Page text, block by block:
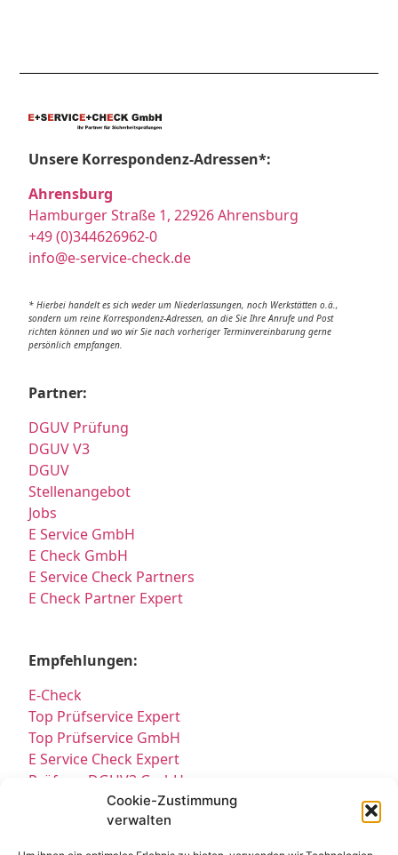
Cookie-Zustimmung
verwalten
Unsere Korrespondenz-Adressen*:
Ahrensburg
Hamburger Straße 1, 22926 Ahrensburg
+49 (0)344626962-0
info@e-service-check.de
* Hierbei handelt es sich weder um Niederlassungen, noch Werkstätten o.ä.,
sondern um reine Korrespondenz-Adressen, an die Sie Ihre Anrufe und Post
richten können und wo wir Sie nach vorheriger Terminvereinbarung gerne
persönlich empfangen.
Partner:
DGUV Prüfung
DGUV V3
DGUV
Stellenangebot
Jobs
E Service GmbH
E Check GmbH
E Service Check Partners
E Check Partner Expert
Empfehlungen:
E-Check
Top Prüfservice Expert
Top Prüfservice GmbH
E Service Check Expert
Prüfung DGUV3 GmbH
Sicherheitsprüfungen Partners
Sicherheitsprüfungen Expert